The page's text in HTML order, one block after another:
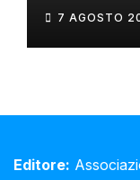
7 AGOSTO
Editore: